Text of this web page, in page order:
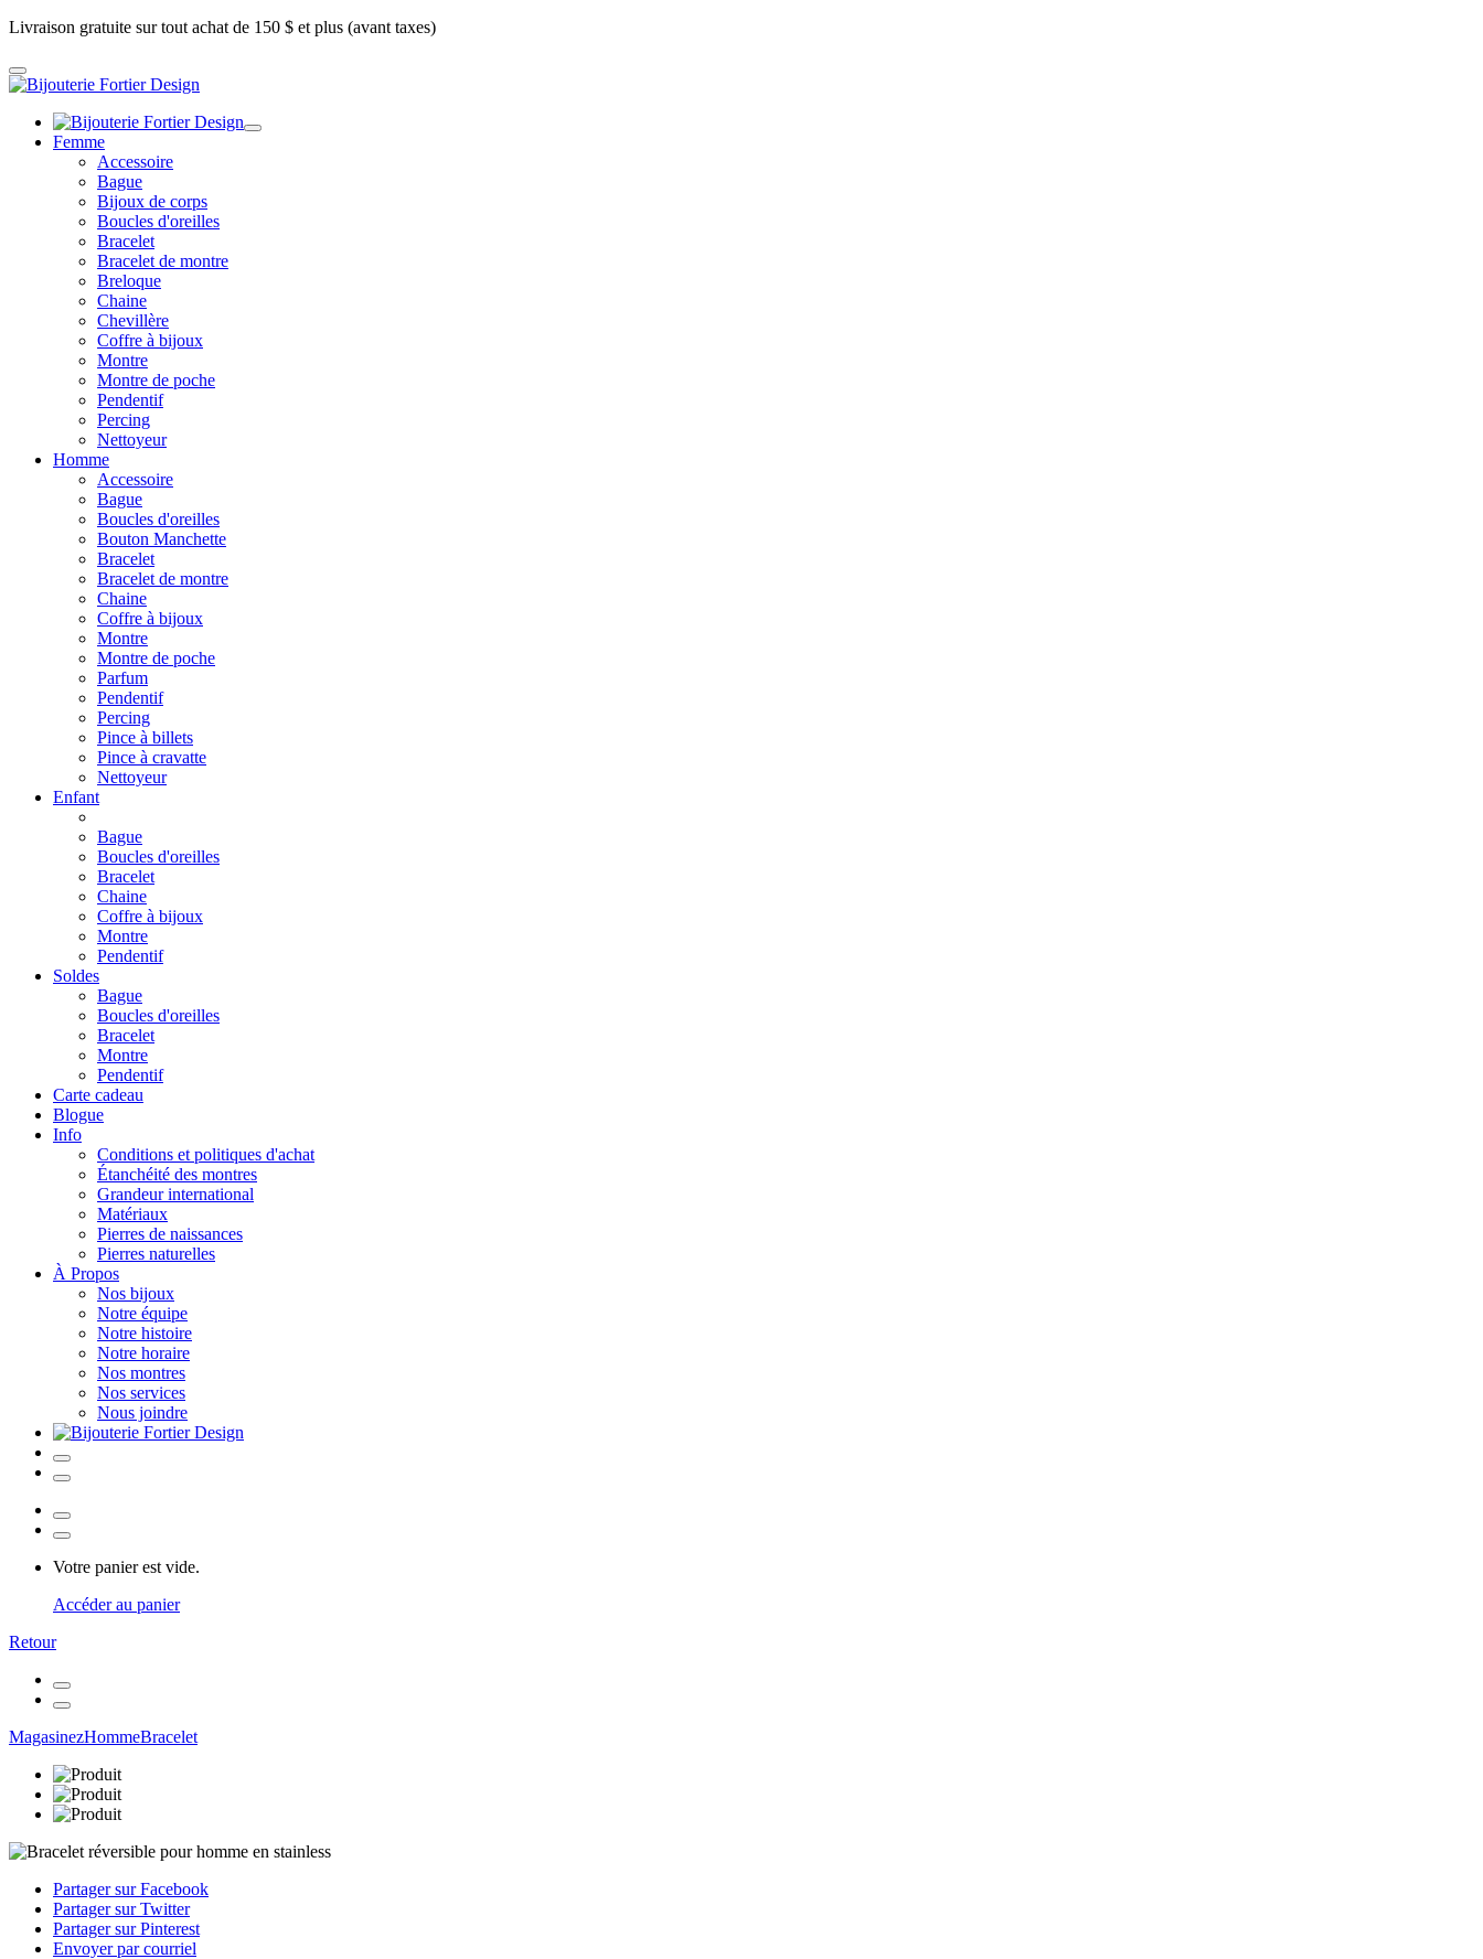
Livraison gratuite sur tout achat de 150 $ et plus (avant taxes)
Femme
Accessoire
Bague
Bijoux de corps
Boucles d'oreilles
Bracelet
Bracelet de montre
Breloque
Chaine
Chevillère
Coffre à bijoux
Montre
Montre de poche
Pendentif
Percing
Nettoyeur
Homme
Accessoire
Bague
Boucles d'oreilles
Bouton Manchette
Bracelet
Bracelet de montre
Chaine
Coffre à bijoux
Montre
Montre de poche
Parfum
Pendentif
Percing
Pince à billets
Pince à cravatte
Nettoyeur
Enfant
Bague
Boucles d'oreilles
Bracelet
Chaine
Coffre à bijoux
Montre
Pendentif
Soldes
Bague
Boucles d'oreilles
Bracelet
Montre
Pendentif
Carte cadeau
Blogue
Info
Conditions et politiques d'achat
Étanchéité des montres
Grandeur international
Matériaux
Pierres de naissances
Pierres naturelles
À Propos
Nos bijoux
Notre équipe
Notre histoire
Notre horaire
Nos montres
Nos services
Nous joindre
Votre panier est vide.
Accéder au panier
Retour
MagasinezHommeBracelet
Partager sur Facebook
Partager sur Twitter
Partager sur Pinterest
Envoyer par courriel